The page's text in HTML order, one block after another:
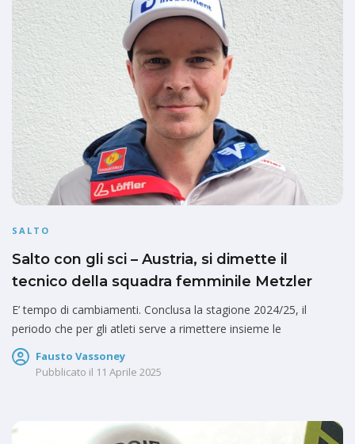
SALTO
Salto con gli sci – Austria, si dimette il
tecnico della squadra femminile Metzler
E’ tempo di cambiamenti. Conclusa la stagione 2024/25, il
periodo che per gli atleti serve a rimettere insieme le
Fausto Vassoney
Pubblicato il 11 Aprile 2025